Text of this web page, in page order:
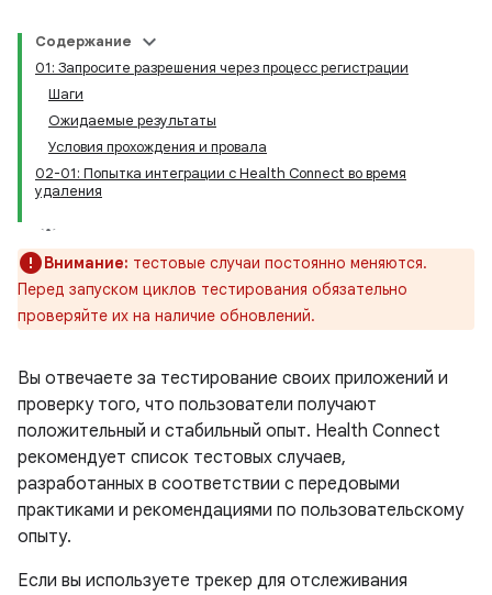
Содержание
01: Запросите разрешения через процесс регистрации
Шаги
Ожидаемые результаты
Условия прохождения и провала
02-01: Попытка интеграции с Health Connect во время
удаления
Внимание: тестовые случаи постоянно меняются.
Перед запуском циклов тестирования обязательно
проверяйте их на наличие обновлений.
Вы отвечаете за тестирование своих приложений и
проверку того, что пользователи получают
положительный и стабильный опыт. Health Connect
рекомендует список тестовых случаев,
разработанных в соответствии с передовыми
практиками и рекомендациями по пользовательскому
опыту.
Если вы используете трекер для отслеживания